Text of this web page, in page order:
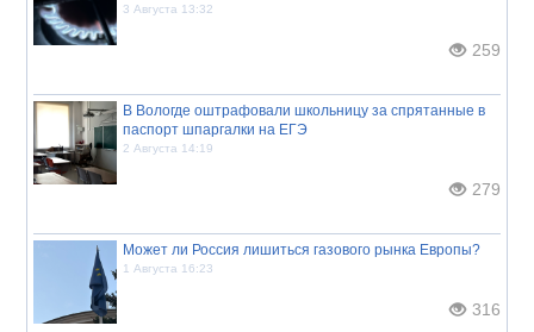
3 Августа 13:32
259
В Вологде оштрафовали школьницу за спрятанные в
паспорт шпаргалки на ЕГЭ
2 Августа 14:19
279
Может ли Россия лишиться газового рынка Европы?
1 Августа 16:23
316